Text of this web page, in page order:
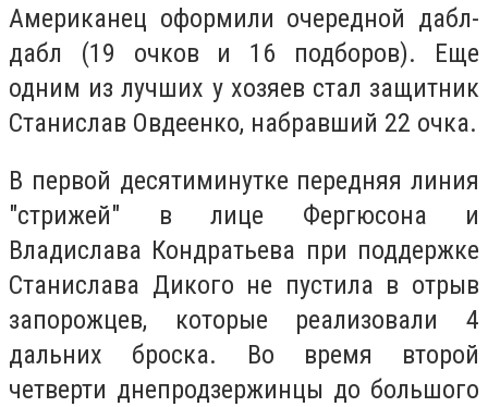
Американец оформили очередной дабл-
дабл (19 очков и 16 подборов). Еще
одним из лучших у хозяев стал защитник
Станислав Овдеенко, набравший 22 очка.
В первой десятиминутке передняя линия
"стрижей" в лице Фергюсона и
Владислава Кондратьева при поддержке
Станислава Дикого не пустила в отрыв
запорожцев, которые реализовали 4
дальних броска. Во время второй
четверти днепродзержинцы до большого